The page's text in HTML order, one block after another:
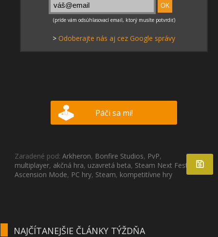
> Odoberajte nás aj cez Google správy
Páči sa mi!
Zaradené pod: Arkheron, Bonfire Studios, PvP,
multiplayer, akčná hra, uzavretá beta, Steam Next Fest
Ascension Mode, PC hry, Steam, kompetitívne hry
NAJČÍTANEJŠIE ČLÁNKY TÝŽDŇA